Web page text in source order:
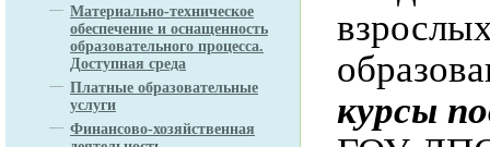
Материально-техническое
обеспечение и оснащенность
образовательного процесса.
Доступная среда
Платные образовательные
услуги
Финансово-хозяйственная
курсы